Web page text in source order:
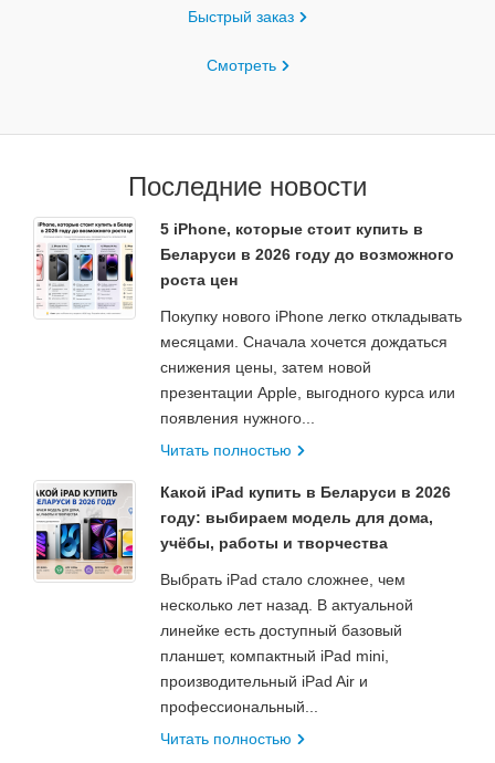
Быстрый заказ
Смотреть
Последние новости
5 iPhone, которые стоит купить в
Беларуси в 2026 году до возможного
роста цен
Покупку нового iPhone легко откладывать
месяцами. Сначала хочется дождаться
снижения цены, затем новой
презентации Apple, выгодного курса или
появления нужного...
Читать полностью
Какой iPad купить в Беларуси в 2026
году: выбираем модель для дома,
учёбы, работы и творчества
Выбрать iPad стало сложнее, чем
несколько лет назад. В актуальной
линейке есть доступный базовый
планшет, компактный iPad mini,
производительный iPad Air и
профессиональный...
Читать полностью